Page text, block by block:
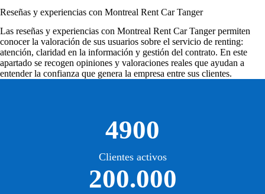
Reseñas y experiencias con Montreal Rent Car Tanger
Las reseñas y experiencias con Montreal Rent Car Tangerpermiten
conocer la valoración de sus usuarios sobre el servicio de renting:
atención, claridad en la información y gestión del contrato. En este
apartado se recogen opiniones y valoraciones reales que ayudan a
entender la confianza que genera la empresa entre sus clientes.
4900
Clientes activos
200.000